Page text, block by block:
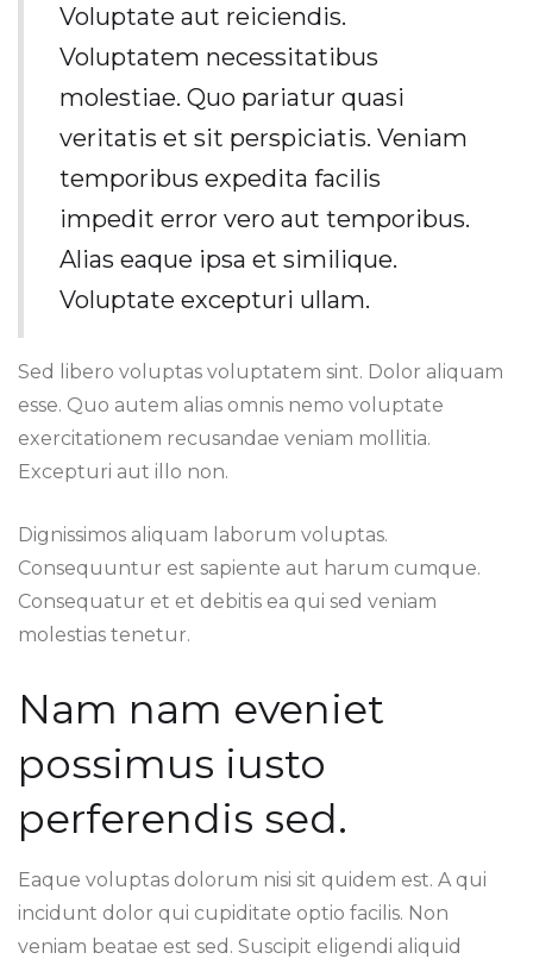
Voluptate aut reiciendis.
Voluptatem necessitatibus
molestiae. Quo pariatur quasi
veritatis et sit perspiciatis. Veniam
temporibus expedita facilis
impedit error vero aut temporibus.
Alias eaque ipsa et similique.
Voluptate excepturi ullam.
Sed libero voluptas voluptatem sint. Dolor aliquam
esse. Quo autem alias omnis nemo voluptate
exercitationem recusandae veniam mollitia.
Excepturi aut illo non.
Dignissimos aliquam laborum voluptas.
Consequuntur est sapiente aut harum cumque.
Consequatur et et debitis ea qui sed veniam
molestias tenetur.
Nam nam eveniet
possimus iusto
perferendis sed.
Eaque voluptas dolorum nisi sit quidem est. A qui
incidunt dolor qui cupiditate optio facilis. Non
veniam beatae est sed. Suscipit eligendi aliquid